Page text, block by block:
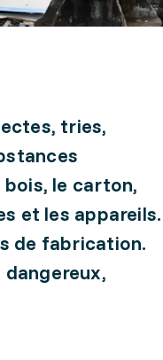
tries,
le carton,
et les appareils.
de fabrication.